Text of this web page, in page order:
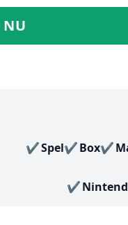
NU
Spel Box